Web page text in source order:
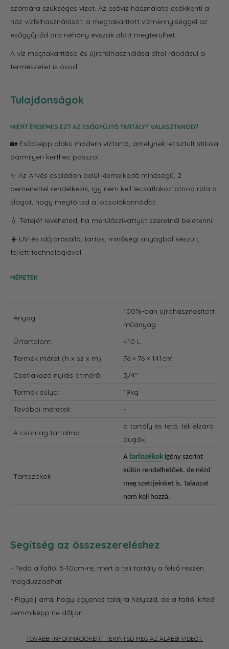
számára szükséges vizet. Az esővíz használata csökkenti a
ház vízfelhasználását, a megtakarított vízmennyiséggel az
esőgyűjtőd ára néhány évszak alatt megtérülhet.
A víz megtakarítása és újrafelhasználása által ráadásul a
természetet is óvod.
Tulajdonságok
MIÉRT ÉRDEMES EZT AZ ESŐGYŰJTŐ TARTÁLYT VÁLASZTANOD?
🏡 Esőcsepp alakú modern víztartó, amelynek letisztult stílusa
bármilyen kerthez passzol.
✨ Az Arvés családon belül kiemelkedő minőségű, 2
bemenettel rendelkezik, így nem kell lecsatlakoztatnod róla a
slagot, hogy megtöltsd a locsolókannádat.
💧 Tetejét leveheted, ha merülőszivattyút szeretnél beletenni.
☀️ UV-és időjárásálló, tartós, minőségi anyagból készült,
fejlett technológiával.
MÉRETEK
Anyag:
100%-ban újrahasznosított
műanyag
Űrtartalom:
410 L
Termék méret (h x sz x m):
76 × 76 × 141cm
Csatlakozó nyílás átmérő:
3/4"
Termék súlya:
19kg
További méretek:
-
A csomag tartalma:
a tartály és tető, téli elzáró
dugók
Tartozékok
A tartozékok igény szerint
külön rendelhetőek, de nézd
meg szettjeinket is. Talapzat
nem kell hozzá.
Segítség az összeszereléshez
- Tedd a faltól 5-10cm-re, mert a teli tartály a felső részén
megduzzadhat
- Figyelj arra, hogy egyenes talajra helyezd, de a faltól kifelé
semmiképp ne dőljön
TOVÁBBI INFORMÁCIÓKÉRT TEKINTSD MEG AZ ALÁBBI VIDEÓT: